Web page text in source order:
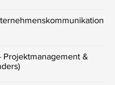
Projektmanagement &